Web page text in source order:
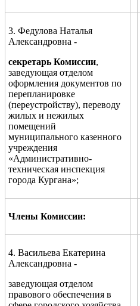
3. Федулова Наталья
Александровна -
секретарь Комиссии,
заведующая отделом
оформления документов по
перепланировке
(переустройству), переводу
жилых и нежилых
помещений
муниципального казенного
учреждения
«Административно-
техническая инспекция
города Кургана»;
Члены Комиссии:
4. Васильева Екатерина
Александровна -
заведующая отделом
правового обеспечения в